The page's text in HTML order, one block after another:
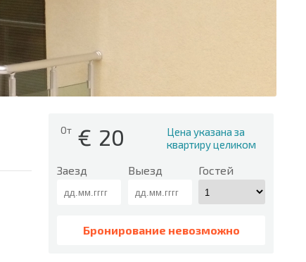
От € 20
Цена указана за
квартиру целиком
Заезд Выезд Гостей
Бронирование невозможно